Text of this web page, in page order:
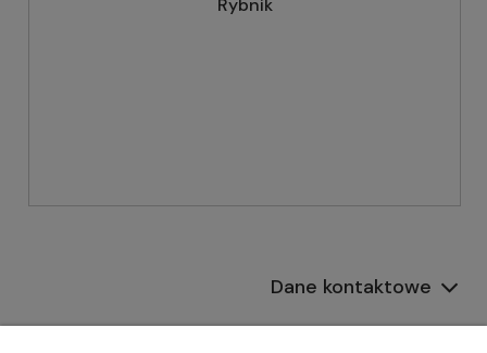
Rybnik
Dane kontaktowe
Informacje